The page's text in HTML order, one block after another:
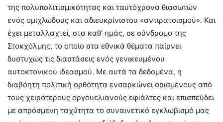
της πολυπολιτισμικότητας και ταυτόχρονα θιασωτών
ενός ομιχλώδους και αδιευκρίνιστου «αντιρατσισμού». Και
έχει μεταλλαχτεί, στα καθ’ ημάς, σε σύνδρομο της
Στοκχόλμης, το οποίο στα εθνικά θέματα παίρνει
δυστυχώς τις διαστάσεις ενός γενικευμένου
αυτοκτονικού ιδεασμού. Με αυτά τα δεδομένα, η
διαβόητη πολιτική ορθότητα ενσαρκώνει ορισμένους από
τους χειρότερους οργουελιανούς εφιάλτες και επισπεύδει
με απρόσμενη ταχύτητα το συναινετικό εγκλωβισμό μας